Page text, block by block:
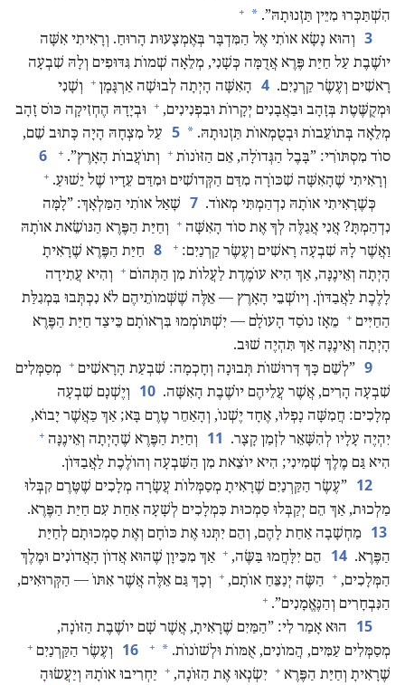
הִשְׁתַּכְּרוּ מִיֵּין תַּזְנוּתָהּ”‏.‏ *
+
3 וְהוּא נָשָׂא אוֹתִי אֶל הַמִּדְבָּר בְּאֶמְצָעוּת הָרוּחַ.‏ וְרָאִיתִי אִשָּׁה
יוֹשֶׁבֶת עַל חַיַּת פֶּרֶא אֲדֻמָּה כְּשָׁנִי,‏ מְלֵאָה שְׁמוֹת גִּדּוּפִים וְלָהּ שִׁבְעָה
רָאשִׁים וְעֶשֶׂר קַרְנַיִם.‏ 4 הָאִשָּׁה הָיְתָה לְבוּשָׁה אַרְגָּמָן + וְשָׁנִי
וּמְקֻשֶּׁטֶת בְּזָהָב וּבַאֲבָנִים יְקָרוֹת וּבִפְנִינִים,‏ + וּבְיָדָהּ הֶחְזִיקָה כּוֹס זָהָב
מְלֵאָה בְּתוֹעֵבוֹת וּבְטֻמְאוֹת תַּזְנוּתָהּ.‏ *
5 עַל מִצְחָהּ הָיָה כָּתוּב שֵׁם,‏
סוֹד מִסְתּוֹרִי:‏ ”‏בָּבֶל הַגְּדוֹלָה,‏ אֵם הַזּוֹנוֹת + וְתוֹעֲבוֹת הָאָרֶץ”‏.‏ +
6
וְרָאִיתִי שֶׁהָאִשָּׁה שִׁכּוֹרָה מִדַּם הַקְּדוֹשִׁים וּמִדַּם עֵדָיו שֶׁל יֵשׁוּעַ.‏ +
כְּשֶׁרָאִיתִי אוֹתָהּ נִדְהַמְתִּי מְאוֹד.‏ 7 שָׁאַל אוֹתִי הַמַּלְאָךְ:‏ ”‏לָמָּה
נִדְהַמְתָּ?‏ אֲנִי אֲגַלֶּה לְךָ אֶת סוֹד הָאִשָּׁה + וְחַיַּת הַפֶּרֶא הַנּוֹשֵׂאת אוֹתָהּ
וַאֲשֶׁר לָהּ שִׁבְעָה רָאשִׁים וְעֶשֶׂר קַרְנַיִם:‏ +
8 חַיַּת הַפֶּרֶא שֶׁרָאִיתָ
הָיְתָה וְאֵינֶנָּה,‏ אַךְ הִיא עוֹמֶדֶת לַעֲלוֹת מִן הַתְּהוֹם + וְהִיא עֲתִידָה
לָלֶכֶת לַאֲבַדּוֹן.‏ וְיוֹשְׁבֵי הָאָרֶץ — אֵלֶּה שֶׁשְּׁמוֹתֵיהֶם לֹא נִכְתְּבוּ בִּמְגִלַּת
הַחַיִּים + מֵאָז נוֹסַד הָעוֹלָם — יִשְׁתּוֹמְמוּ בִּרְאוֹתָם כֵּיצַד חַיַּת הַפֶּרֶא
הָיְתָה וְאֵינֶנָּה אַךְ תִּהְיֶה שׁוּב.‏
9 ‏”‏לְשֵׁם כָּךְ דְּרוּשׁוֹת תְּבוּנָה וְחָכְמָה:‏ שִׁבְעַת הָרָאשִׁים + מְסַמְּלִים
שִׁבְעָה הָרִים,‏ אֲשֶׁר עֲלֵיהֶם יוֹשֶׁבֶת הָאִשָּׁה.‏ 10
וְיֶשְׁנָם שִׁבְעָה
מְלָכִים:‏ חֲמִשָּׁה נָפְלוּ,‏ אֶחָד יֶשְׁנוֹ,‏ וְהָאַחֵר טֶרֶם בָּא;‏ אַךְ כַּאֲשֶׁר יָבוֹא,‏
יִהְיֶה עָלָיו לְהִשָּׁאֵר לִזְמַן קָצָר.‏ 11 וְחַיַּת הַפֶּרֶא שֶׁהָיְתָה וְאֵינֶנָּה +
הִיא גַּם מֶלֶךְ שְׁמִינִי;‏ הִיא יוֹצֵאת מִן הַשִּׁבְעָה וְהוֹלֶכֶת לַאֲבַדּוֹן.‏
12 ‏”‏עֶשֶׂר הַקַּרְנַיִם שֶׁרָאִיתָ מְסַמְּלוֹת עֲשָׂרָה מְלָכִים שֶׁטֶּרֶם קִבְּלוּ
מַלְכוּת,‏ אַךְ הֵם יְקַבְּלוּ סַמְכוּת כִּמְלָכִים לְשָׁעָה אַחַת עִם חַיַּת הַפֶּרֶא.‏
13 מַחְשָׁבָה אַחַת לָהֶם,‏ וְהֵם יִתְּנוּ אֶת כּוֹחָם וְאֶת סַמְכוּתָם לְחַיַּת
הַפֶּרֶא.‏ 14 הֵם יִלָּחֲמוּ בַּשֶּׂה,‏ + אַךְ מִכֵּיוָן שֶׁהוּא אֲדוֹן הָאֲדוֹנִים וּמֶלֶךְ
הַמְּלָכִים,‏ + הַשֶּׂה יְנַצֵּחַ אוֹתָם,‏ + וְכָךְ גַּם אֵלֶּה אֲשֶׁר אִתּוֹ — הַקְּרוּאִים,‏
הַנִּבְחָרִים וְהַנֶּאֱמָנִים”‏.‏ +
15
הוּא אָמַר לִי:‏ ”‏הַמַּיִם שֶׁרָאִיתָ,‏ אֲשֶׁר שָׁם יוֹשֶׁבֶת הַזּוֹנָה,‏
מְסַמְּלִים עַמִּים,‏ הֲמוֹנִים,‏ אֻמּוֹת וּלְשׁוֹנוֹת.‏ *
+
16 וְעֶשֶׂר הַקַּרְנַיִם +
שֶׁרָאִיתָ וְחַיַּת הַפֶּרֶא + יִשְׂנְאוּ אֶת הַזּוֹנָה,‏ + יַחְרִיבוּ אוֹתָהּ וְיַעֲשׂוּהָ